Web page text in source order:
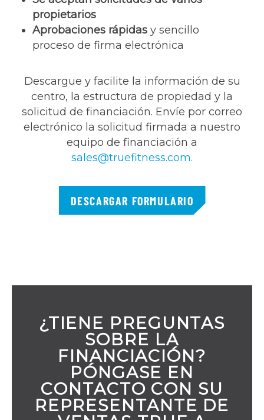
propietarios
Aprobaciones rápidas y sencillo
proceso de firma electrónica
Descargue y facilite la información de su
centro, la estructura de propiedad y la
solicitud de financiación. Envíe por correo
electrónico la solicitud firmada a nuestro
equipo de financiación a
sales@truefitness.com.
DESCARGAR FORMULARIO
¿TIENE PREGUNTAS
SOBRE LA
FINANCIACIÓN?
PÓNGASE EN
CONTACTO CON SU
REPRESENTANTE DE